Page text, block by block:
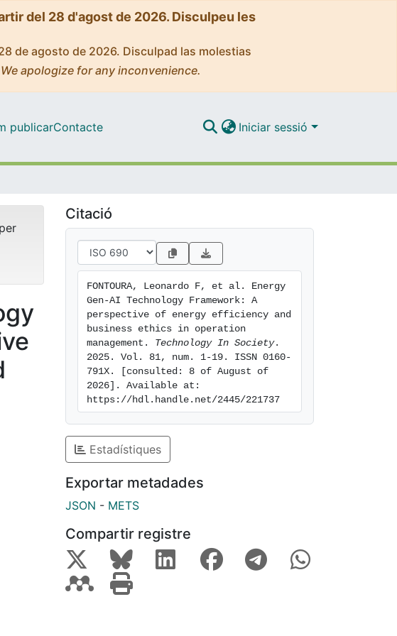
del 28 d'agost de 2026. Disculpeu les
de agosto de 2026. Disculpad las molestias
apologize for any inconvenience.
publicarContacte Iniciar sessió
Citació
FONTOURA, Leonardo F, et al. Energy
Gen-AI Technology Framework: A
perspective of energy efficiency and
business ethics in operation
management. Technology In Society.
2025. Vol. 81, num. 1-19. ISSN 0160-
791X. [consulted: 8 of August of
2026]. Available at:
https://hdl.handle.net/2445/221737
Estadístiques
Exportar metadades
JSON - METS
Compartir registre